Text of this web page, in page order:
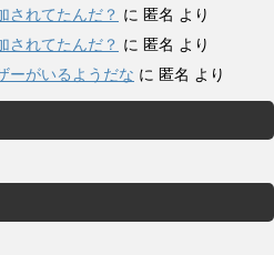
されてたんだ？ に 匿名 より
されてたんだ？ に 匿名 より
ーがいるようだな に 匿名 より